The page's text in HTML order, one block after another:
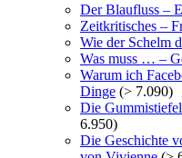
Der Blaufluss –
Zeitkritisches –
Wie der Schelm
Was muss … –
Warum ich
Dinge (> 7.090)
Die
6.950)
Die Geschichte